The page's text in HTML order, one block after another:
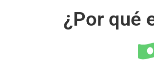
¿Por qué